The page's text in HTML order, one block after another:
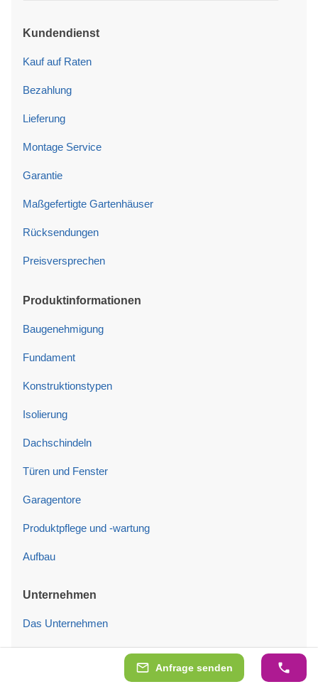
Anfrage senden
Kundendienst
Kauf auf Raten
Bezahlung
Lieferung
Montage Service
Garantie
Maßgefertigte Gartenhäuser
Rücksendungen
Preisversprechen
Produktinformationen
Baugenehmigung
Fundament
Konstruktionstypen
Isolierung
Dachschindeln
Türen und Fenster
Garagentore
Produktpflege und -wartung
Aufbau
Unternehmen
Das Unternehmen
Qualität